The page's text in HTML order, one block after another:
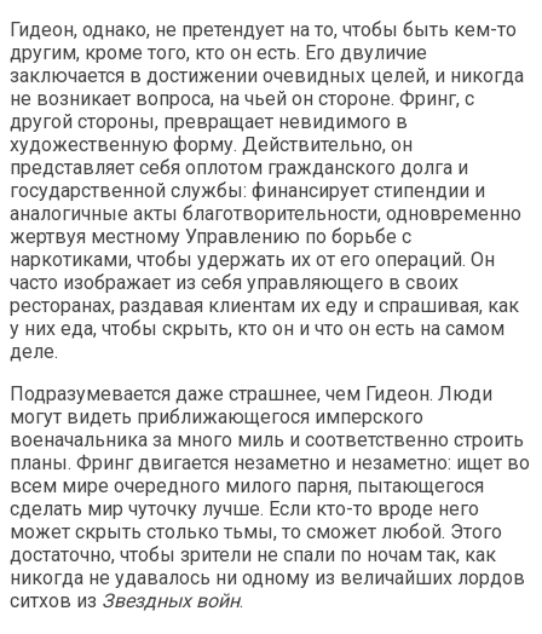
Гидеон, однако, не претендует на то, чтобы быть кем-то
другим, кроме того, кто он есть. Его двуличие
заключается в достижении очевидных целей, и никогда
не возникает вопроса, на чьей он стороне. Фринг, с
другой стороны, превращает невидимого в
художественную форму. Действительно, он
представляет себя оплотом гражданского долга и
государственной службы: финансирует стипендии и
аналогичные акты благотворительности, одновременно
жертвуя местному Управлению по борьбе с
наркотиками, чтобы удержать их от его операций. Он
часто изображает из себя управляющего в своих
ресторанах, раздавая клиентам их еду и спрашивая, как
у них еда, чтобы скрыть, кто он и что он есть на самом
деле.
Подразумевается даже страшнее, чем Гидеон. Люди
могут видеть приближающегося имперского
военачальника за много миль и соответственно строить
планы. Фринг двигается незаметно и незаметно: ищет во
всем мире очередного милого парня, пытающегося
сделать мир чуточку лучше. Если кто-то вроде него
может скрыть столько тьмы, то сможет любой. Этого
достаточно, чтобы зрители не спали по ночам так, как
никогда не удавалось ни одному из величайших лордов
ситхов из Звездных войн.